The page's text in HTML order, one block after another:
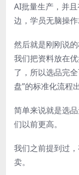
AI批量生产，并
边，学员无脑操作
然后就是刚刚说
我们把资料放在
了，所以选品完
盘”的标准化流程出
简单来说就是选
们以前更高。
我们之前提到过
卖。